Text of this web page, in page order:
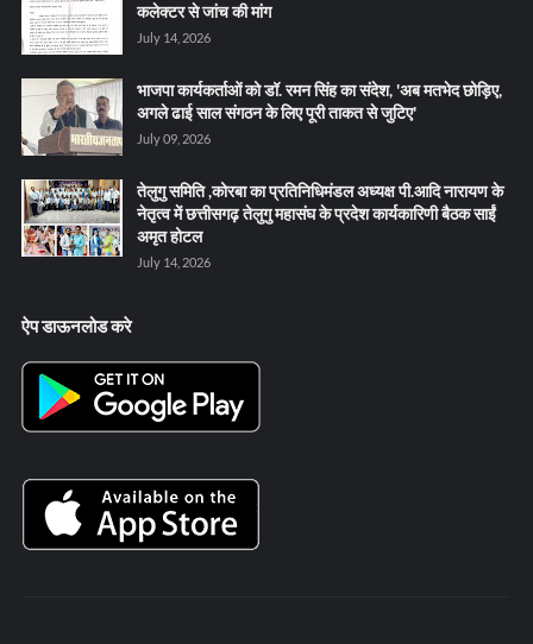
कलेक्टर से जांच की मांग
July 14, 2026
भाजपा कार्यकर्ताओं को डॉ. रमन सिंह का संदेश, 'अब मतभेद छोड़िए,
अगले ढाई साल संगठन के लिए पूरी ताकत से जुटिए'
July 09, 2026
तेलुगु समिति ,कोरबा का प्रतिनिधिमंडल अध्यक्ष पी.आदि नारायण के
नेतृत्व में छत्तीसगढ़ तेलुगु महासंघ के प्रदेश कार्यकारिणी बैठक साईं
अमृत होटल
July 14, 2026
ऐप डाऊनलोड करे